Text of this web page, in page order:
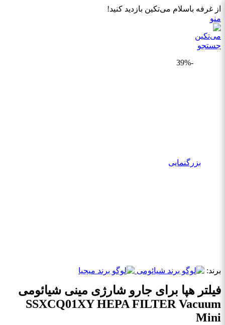
از غرفه باسلام می‌تکین بازدید کنید!
منو
جستجو
-39%
بزرگنمایی
برند:
فیلتر هپا برای جارو شارژی مینی شیائومی
SSXCQ01XY HEPA FILTER Vacuum
Mini